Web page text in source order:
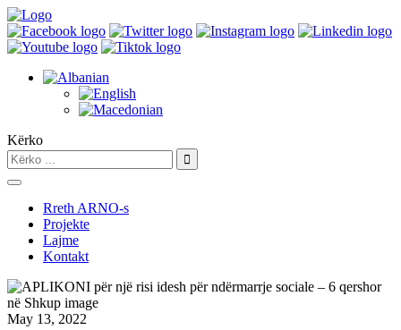
Kërko
Rreth ARNO-s
Projekte
Lajme
Kontakt
May 13, 2022